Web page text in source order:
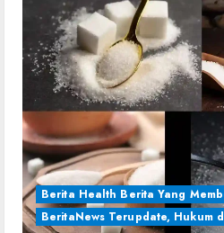
Berita Health Berita Yang
BeritaNews Terupdate, Hukum